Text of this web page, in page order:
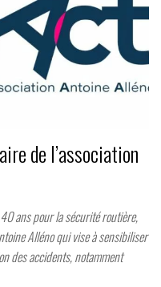
de l’association
ans pour la sécurité routière,
Alléno qui vise à sensibiliser
des accidents, notamment